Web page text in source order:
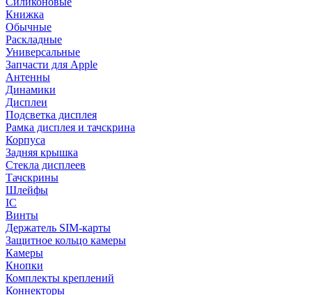
Книжка
Обычные
Раскладные
Универсальные
Запчасти для Apple
Антенны
Динамики
Дисплеи
Подсветка дисплея
Рамка дисплея и тачскрина
Корпуса
Задняя крышка
Стекла дисплеев
Тачскрины
Шлейфы
IC
Винты
Держатель SIM-карты
Защитное кольцо камеры
Камеры
Кнопки
Комплекты креплений
Коннекторы